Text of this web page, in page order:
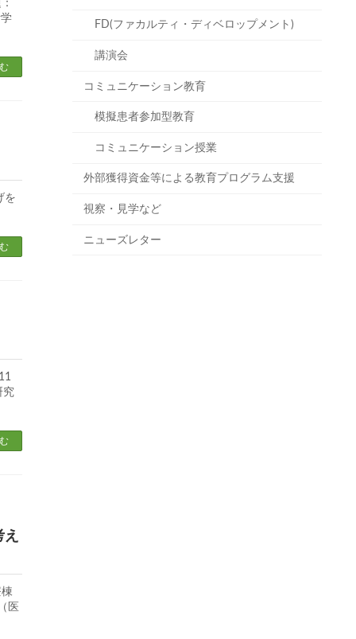
を
究
医
FD(ファカルティ・ディベロップメント)
講演会
コミュニケーション教育
模擬患者参加型教育
コミュニケーション授業
外部獲得資金等による教育プログラム支援
視察・見学など
ニューズレター